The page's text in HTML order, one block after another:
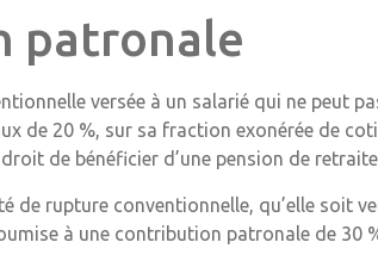
patronale
versée à un salarié qui ne peut
de 20 %, sur sa fraction exonérée de
de bénéficier d’une pension de
de rupture conventionnelle, qu’elle soit
à une contribution patronale de 30